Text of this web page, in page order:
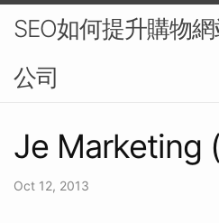
SEO如何提升購物
公司
Je Marketing
Oct 12, 2013